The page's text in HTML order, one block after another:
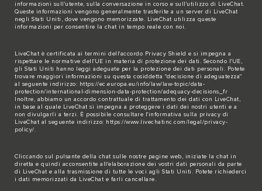
informazioni sull'utente, sulla conversazione in corso e sull'utilizzo di LiveChat.
Queste informazioni vengono generalmente trasferite a un server di LiveChat
negli Stati Uniti, dove vengono memorizzate. LiveChat utilizza queste
informazioni per consentire la chat in tempo reale con noi.
LiveChat è certificata ai termini dell'accordo Privacy Shield e si impegna a
rispettare le normative dell'UE in materia di protezione dei dati. Secondo l'UE,
gli Stati Uniti hanno leggi adeguate per la protezione dei dati personali. Potete
trovare maggiori informazioni su questa cosiddetta "decisione di adeguatezza"
al seguente indirizzo: https://ec.europa.eu/info/law/law-topic/data-
protection/international-dimension-data-protection/adequacy-decisions_fr
Inoltre, abbiamo un accordo contrattuale di trattamento dei dati con LiveChat,
in base al quale LiveChat si impegna a proteggere i dati dei nostri utenti e a
non divulgarli a terzi. È possibile consultare l'informativa sulla privacy di
LiveChat al seguente indirizzo: https://www.livechatinc.com/legal/privacy-
policy/
Cliccando sul pulsante della chat sulle nostre pagine web, iniziate la chat in
diretta e quindi acconsentite all'elaborazione dei vostri dati personali da parte
di LiveChat e alla trasmissione di tutte le voci agli Stati Uniti. Potete richiederci
i dati memorizzati da LiveChat e farli cancellare.